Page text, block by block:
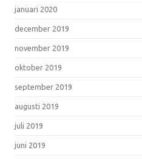
januari 2020
december 2019
november 2019
oktober 2019
september 2019
augusti 2019
juli 2019
juni 2019